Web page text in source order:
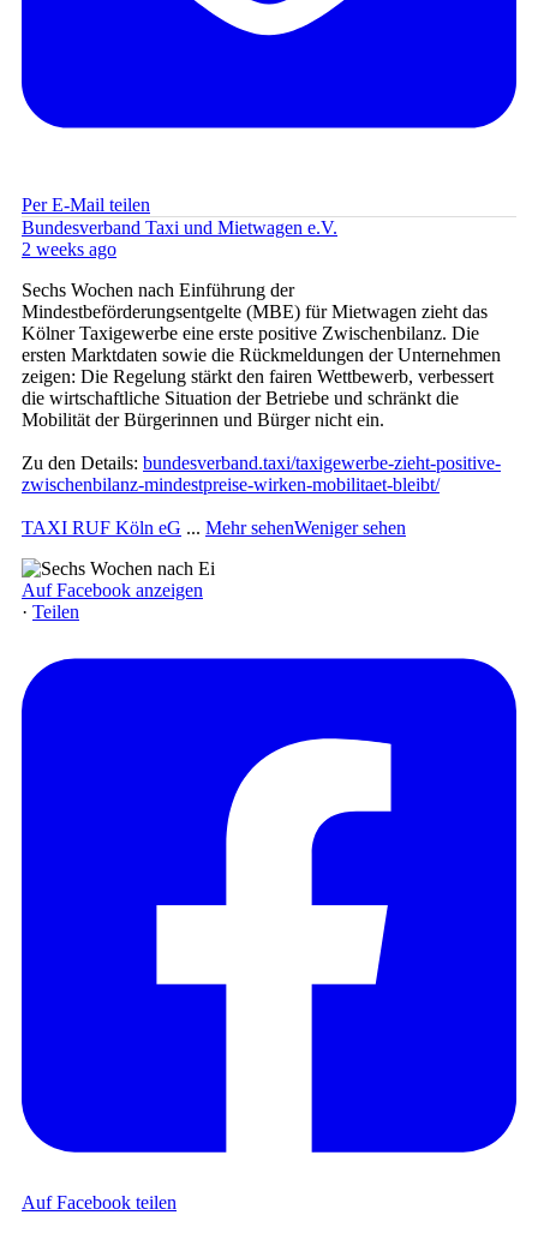
Per E-Mail teilen
Bundesverband Taxi und Mietwagen e.V.
2 weeks ago
Sechs Wochen nach Einführung der
Mindestbeförderungsentgelte (MBE) für Mietwagen zieht das
Kölner Taxigewerbe eine erste positive Zwischenbilanz. Die
ersten Marktdaten sowie die Rückmeldungen der Unternehmen
zeigen: Die Regelung stärkt den fairen Wettbewerb, verbessert
die wirtschaftliche Situation der Betriebe und schränkt die
Mobilität der Bürgerinnen und Bürger nicht ein.
Zu den Details: bundesverband.taxi/taxigewerbe-zieht-positive-
zwischenbilanz-mindestpreise-wirken-mobilitaet-bleibt/
TAXI RUF Köln eG ... Mehr sehenWeniger sehen
Auf Facebook anzeigen
· Teilen
Auf Facebook teilen